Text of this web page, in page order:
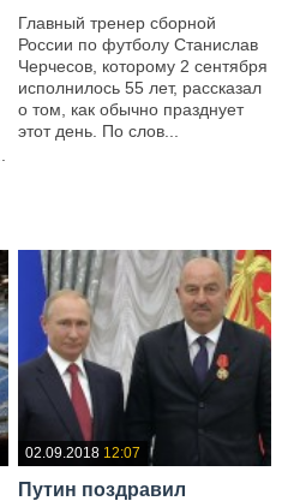
Главный тренер сборной
России по футболу Станислав
Черчесов, которому 2 сентября
исполнилось 55 лет, рассказал
о том, как обычно празднует
этот день. По слов...
02.09.2018 12:07
Путин поздравил